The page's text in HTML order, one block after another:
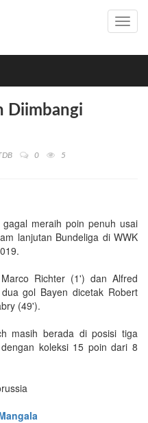
Diimbangi
0 5
meraih poin penuh usai
lanjutan Bundeliga di WWK
Richter (1') dan Alfred
gol Bayen dicetak Robert
(49').
masih berada di posisi tiga
koleksi 15 poin dari 8